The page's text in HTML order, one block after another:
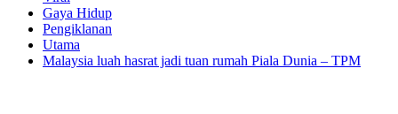
Gaya Hidup
Pengiklanan
Utama
Malaysia luah hasrat jadi tuan rumah Piala Dunia – TPM